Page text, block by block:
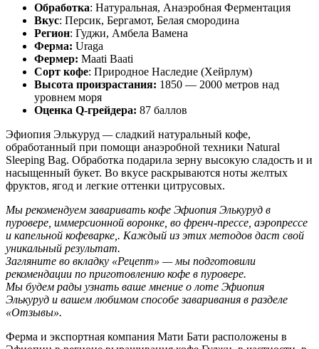
Обработка: Натуральная, Анаэробная Ферментация
Вкус: Персик, Бергамот, Белая смородина
Регион: Гуджи, Амбела Вамена
Ферма: Uraga
Фермер: Maati Baati
Сорт кофе: Природное Наследие (Хейрлум)
Высота произрастания: 1850 — 2000 метров над
уровнем моря
Оценка Q-грейдера: 87 баллов
Эфиопия Элькуруд —сладкий натуральный кофе,
обработанный при помощи анаэробной техники Natural
Sleeping Bag. Обработка подарила зерну высокую сладость и и
насыщенный букет. Во вкусе раскрываются ноты желтых
фруктов, ягод и легкие оттенки цитрусовых.
Мы рекомендуем заваривать кофе Эфиопия Элькуруд в
пуровере, иммерсионной воронке, во френч-прессе, аэропрессе
и капельной кофеварке,. Каждый из этих методов даст свой
уникальный результат.
Загляните во вкладку «Рецепт» — мы подготовили
рекомендации по приготовлению кофе в пуровере.
Мы будем рады узнать ваше мнение о лоте Эфиопия
Элькуруд и вашем любимом способе заваривания в разделе
«Отзывы».
Ферма и экспортная компания Мати Бати расположены в